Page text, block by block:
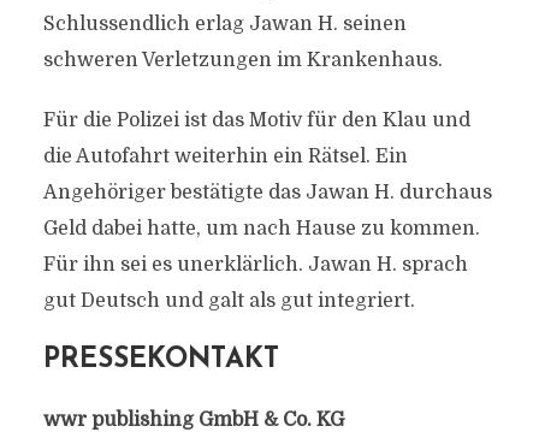
Schlussendlich erlag Jawan H. seinen
schweren Verletzungen im Krankenhaus.
Für die Polizei ist das Motiv für den Klau und
die Autofahrt weiterhin ein Rätsel. Ein
Angehöriger bestätigte das Jawan H. durchaus
Geld dabei hatte, um nach Hause zu kommen.
Für ihn sei es unerklärlich. Jawan H. sprach
gut Deutsch und galt als gut integriert.
PRESSEKONTAKT
wwr publishing GmbH & Co. KG